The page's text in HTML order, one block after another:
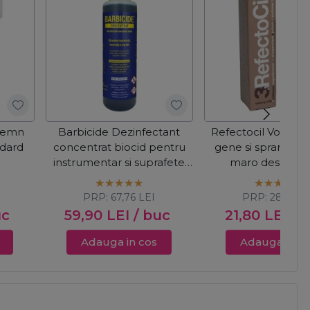
Barbicide Dezinfectant
concentrat biocid pentru
instrumentar si suprafete
500ml
59,90 LEI / buc
PRP: 67,76 LEI
Adauga in cos
Refectocil
gene si sprancene
maro deschis
21,80 LEI
PRP:28,56
Adauga in